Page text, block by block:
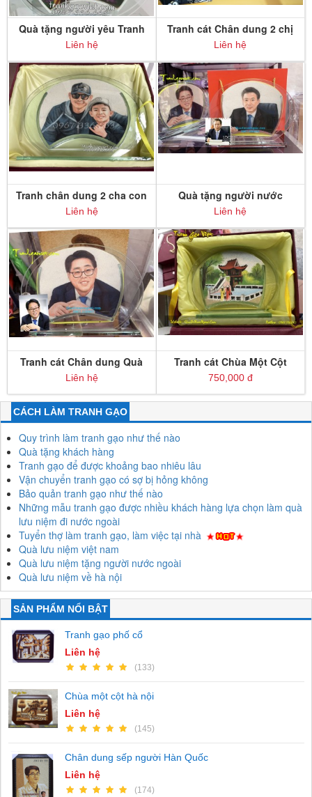
Quà tặng người yêu Tranh
chân dung cô gái
Liên hệ
Tranh cát Chân dung 2 chị
em
Liên hệ
Tranh chân dung 2 cha con
Liên hệ
Quà tặng người nước
ngoài Tranh cát Chân dung
Liên hệ
Tranh cát Chân dung Quà
tặng Sếp
Liên hệ
Tranh cát Chùa Một Cột
750,000 đ
CÁCH LÀM TRANH GẠO
Quy trình làm tranh gạo như thế nào
Quà tặng khách hàng
Tranh gạo để được khoảng bao nhiêu lâu
Vận chuyển tranh gạo có sợ bị hỏng không
Bảo quản tranh gạo như thế nào
Những mẫu tranh gạo được nhiều khách hàng lựa chọn làm quà
lưu niệm đi nước ngoài
Tuyển thợ làm tranh gạo, làm việc tại nhà
Quà lưu niệm việt nam
Quà lưu niệm tặng người nước ngoài
Quà lưu niệm về hà nội
SẢN PHẨM NỔI BẬT
Tranh gạo phố cổ
Liên hệ
(133)
Chùa một cột hà nội
Liên hệ
(145)
Chân dung sếp người Hàn Quốc
Liên hệ
(174)